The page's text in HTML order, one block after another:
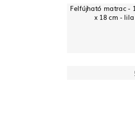
Felfújható matrac -
x 18 cm - lila